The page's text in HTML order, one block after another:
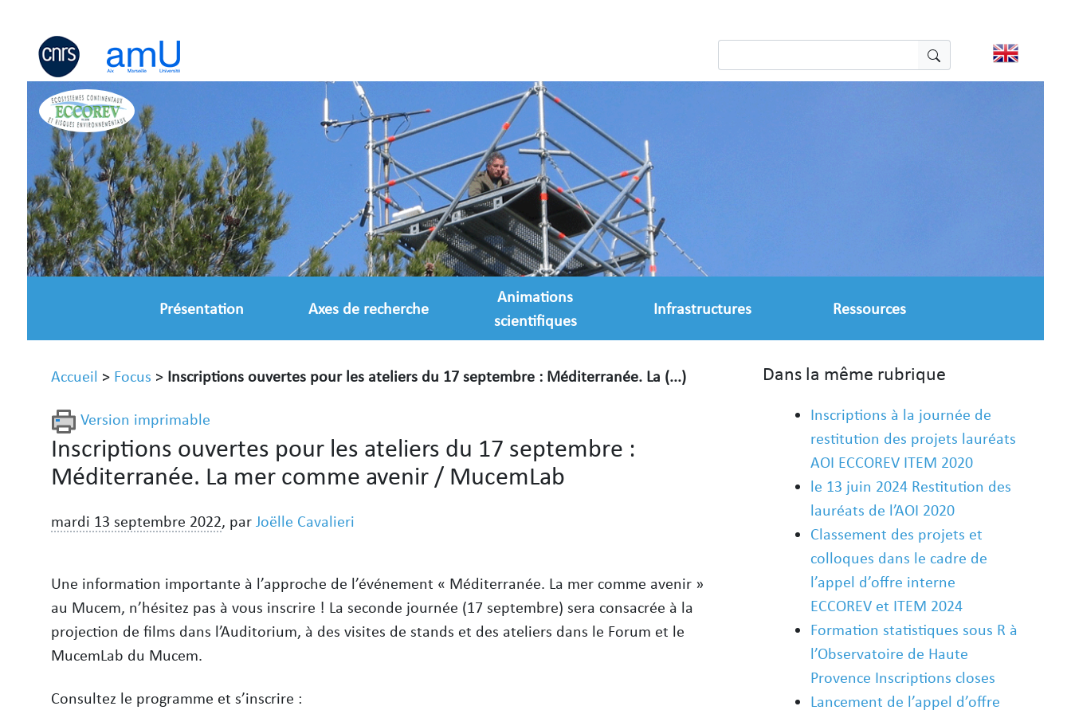
Présentation Axes de recherche
Animations
scientifiques
Infrastructures Ressources
Accueil > Focus > Inscriptions ouvertes pour les ateliers du 17 septembre : Méditerranée. La (...)
Version imprimable
Inscriptions ouvertes pour les ateliers du 17 septembre :
Méditerranée. La mer comme avenir / MucemLab
mardi 13 septembre 2022, par Joëlle Cavalieri
Une information importante à l’approche de l’événement « Méditerranée. La mer comme avenir »
au Mucem, n’hésitez pas à vous inscrire ! La seconde journée (17 septembre) sera consacrée à la
projection de films dans l’Auditorium, à des visites de stands et des ateliers dans le Forum et le
MucemLab du Mucem.
Consultez le programme et s’inscrire :
Dans la même rubrique
Inscriptions à la journée de
restitution des projets lauréats
AOI ECCOREV ITEM 2020
le 13 juin 2024 Restitution des
lauréats de l’AOI 2020
Classement des projets et
colloques dans le cadre de
l’appel d’offre interne
ECCOREV et ITEM 2024
Formation statistiques sous R à
l’Observatoire de Haute
Provence Inscriptions closes
Lancement de l’appel d’offre
Panneau de gestion des cookies